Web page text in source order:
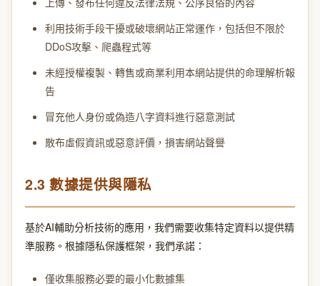
利用技術手段干擾或破壞網站正常運作，包括但不限於
DDoS攻擊、爬蟲程式等
未經授權複製、轉售或商業利用本網站提供的命理解析報
告
冒充他人身份或偽造八字資料進行惡意測試
散布虛假資訊或惡意評價，損害網站聲譽
2.3 數據提供與隱私
基於AI輔助分析技術的應用，我們需要收集特定資料以提供精
準服務。根據隱私保護框架，我們承諾：
僅收集服務必要的最小化數據集